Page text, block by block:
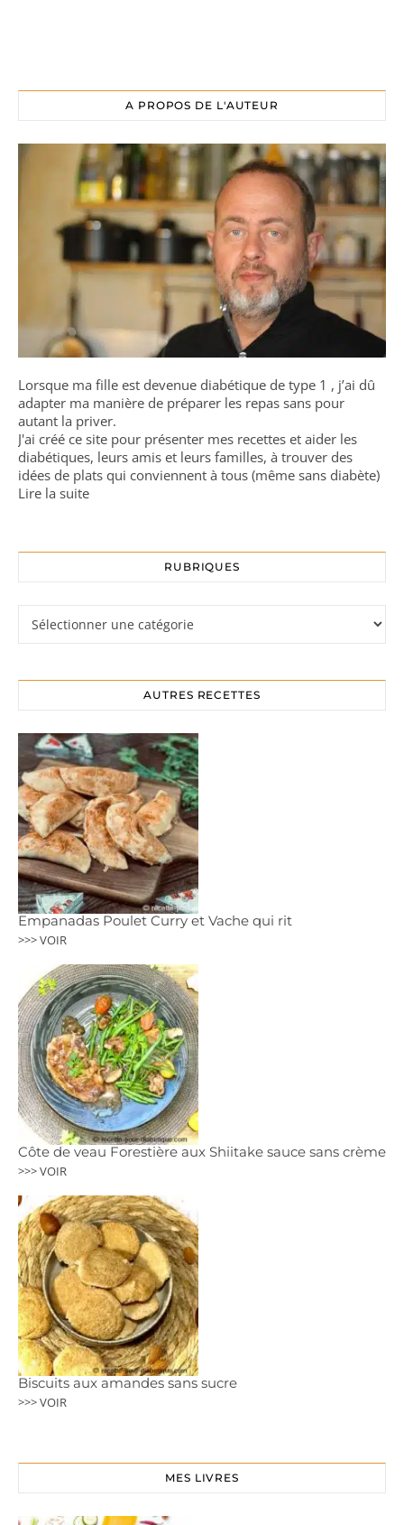
A PROPOS DE L'AUTEUR
Lorsque ma fille est devenue diabétique de type 1 , j’ai dû
adapter ma manière de préparer les repas sans pour
autant la priver.
J'ai créé ce site pour présenter mes recettes et aider les
diabétiques, leurs amis et leurs familles, à trouver des
idées de plats qui conviennent à tous (même sans diabète)
Lire la suite
RUBRIQUES
AUTRES RECETTES
Empanadas Poulet Curry et Vache qui rit
>>> VOIR
Côte de veau Forestière aux Shiitake sauce sans crème
>>> VOIR
Biscuits aux amandes sans sucre
>>> VOIR
MES LIVRES